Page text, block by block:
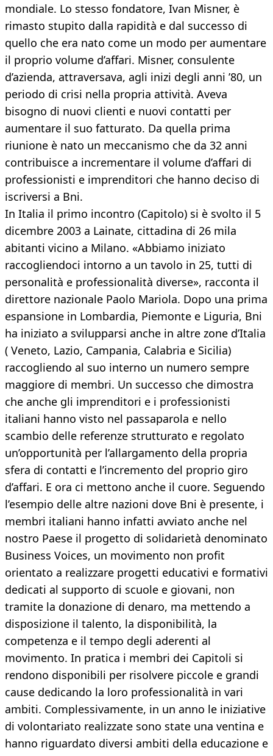
mondiale. Lo stesso fondatore, Ivan Misner, è
rimasto stupito dalla rapidità e dal successo di
quello che era nato come un modo per aumentare
il proprio volume d’affari. Misner, consulente
d’azienda, attraversava, agli inizi degli anni ’80, un
periodo di crisi nella propria attività. Aveva
bisogno di nuovi clienti e nuovi contatti per
aumentare il suo fatturato. Da quella prima
riunione è nato un meccanismo che da 32 anni
contribuisce a incrementare il volume d’affari di
professionisti e imprenditori che hanno deciso di
iscriversi a Bni.
In Italia il primo incontro (Capitolo) si è svolto il 5
dicembre 2003 a Lainate, cittadina di 26 mila
abitanti vicino a Milano. «Abbiamo iniziato
raccogliendoci intorno a un tavolo in 25, tutti di
personalità e professionalità diverse», racconta il
direttore nazionale Paolo Mariola. Dopo una prima
espansione in Lombardia, Piemonte e Liguria, Bni
ha iniziato a svilupparsi anche in altre zone d’Italia
( Veneto, Lazio, Campania, Calabria e Sicilia)
raccogliendo al suo interno un numero sempre
maggiore di membri. Un successo che dimostra
che anche gli imprenditori e i professionisti
italiani hanno visto nel passaparola e nello
scambio delle referenze strutturato e regolato
un’opportunità per l’allargamento della propria
sfera di contatti e l’incremento del proprio giro
d’affari. E ora ci mettono anche il cuore. Seguendo
l’esempio delle altre nazioni dove Bni è presente, i
membri italiani hanno infatti avviato anche nel
nostro Paese il progetto di solidarietà denominato
Business Voices, un movimento non profit
orientato a realizzare progetti educativi e formativi
dedicati al supporto di scuole e giovani, non
tramite la donazione di denaro, ma mettendo a
disposizione il talento, la disponibilità, la
competenza e il tempo degli aderenti al
movimento. In pratica i membri dei Capitoli si
rendono disponibili per risolvere piccole e grandi
cause dedicando la loro professionalità in vari
ambiti. Complessivamente, in un anno le iniziative
di volontariato realizzate sono state una ventina e
hanno riguardato diversi ambiti della educazione e